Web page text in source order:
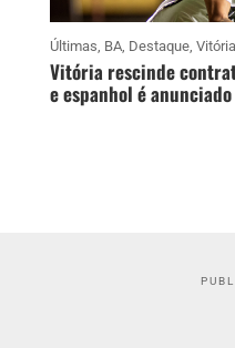
Últimas BA, Destaque, Vitória
Vitória rescinde
e espanhol é